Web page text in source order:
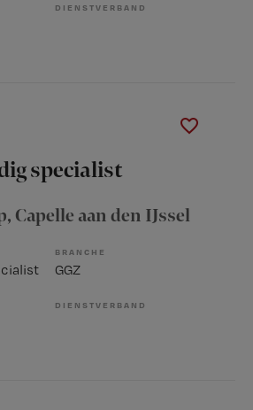
DIENSTVERBAND
specialist
, Capelle aan den IJssel
BRANCHE
GGZ
DIENSTVERBAND